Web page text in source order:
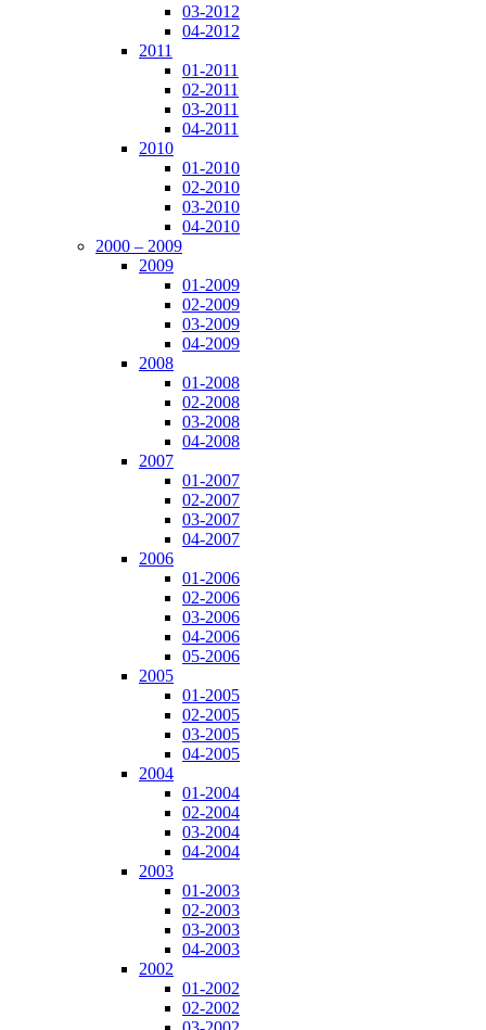
03-2012
04-2012
2011
01-2011
02-2011
03-2011
04-2011
2010
01-2010
02-2010
03-2010
04-2010
2000 – 2009
2009
01-2009
02-2009
03-2009
04-2009
2008
01-2008
02-2008
03-2008
04-2008
2007
01-2007
02-2007
03-2007
04-2007
2006
01-2006
02-2006
03-2006
04-2006
05-2006
2005
01-2005
02-2005
03-2005
04-2005
2004
01-2004
02-2004
03-2004
04-2004
2003
01-2003
02-2003
03-2003
04-2003
2002
01-2002
02-2002